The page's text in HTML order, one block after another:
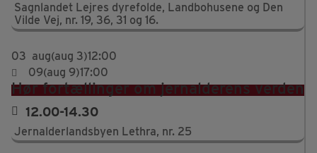
Sagnlandet Lejres dyrefolde, Landbohusene og Den
Vilde Vej, nr. 19, 36, 31 og 16.
03 aug(aug 3)12:00
09(aug 9)17:00
Hør fortællinger om jernalderens verden
12.00-14.30
Jernalderlandsbyen Lethra, nr. 25